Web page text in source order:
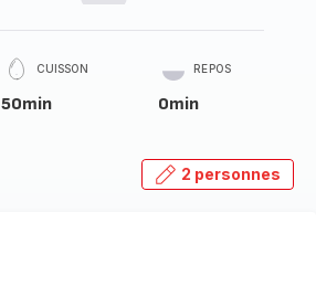
CUISSON
50min
REPOS
0min
2 personnes